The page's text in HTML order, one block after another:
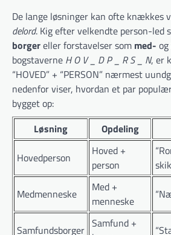
De lange løsninger kan ofte knækkes
delord. Kig efter velkendte person-led
borgereller forstavelser som med- og
bogstaverne H O V _ D P _ R S _ N, er
“HOVED” + “PERSON” nærmest
nedenfor viser, hvordan et par
bygget op:
Løsning
Opdeling
Hovedperson
Hoved +
person
Medmenneske
Med +
menneske
Samfundsborger Samfund +